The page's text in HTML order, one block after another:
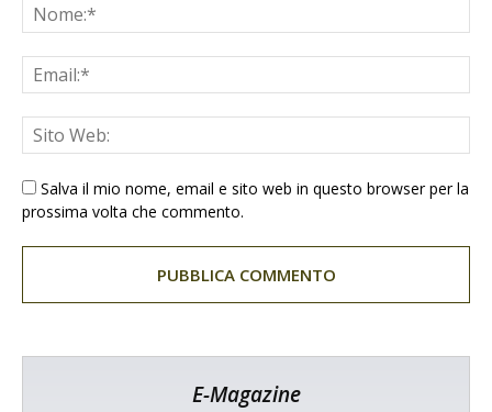
Salva il mio nome, email e sito web in questo browser per la
prossima volta che commento.
E-Magazine